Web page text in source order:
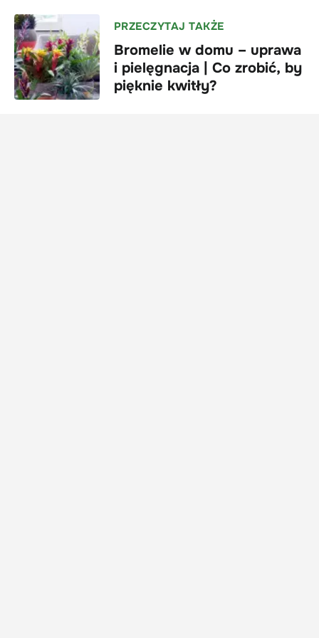
PRZECZYTAJ TAKŻE
Bromelie w domu – uprawa
i pielęgnacja | Co zrobić, by
pięknie kwitły?